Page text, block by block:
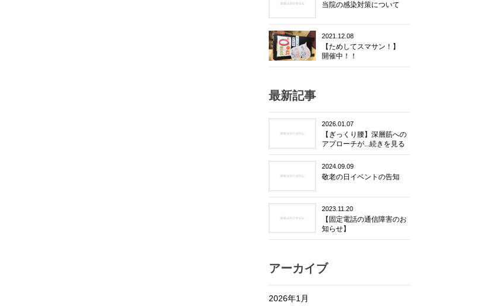
当院の感染対策について
2021.12.08
【ためしてスマサン！】
開催中！！
最新記事
2026.01.07
【ぎっくり腰】深層筋への
アプローチが...続きを見る
2024.09.09
敬老の日イベントの告知
2023.11.20
【固定電話の通信障害のお
知らせ】
アーカイブ
2026年1月